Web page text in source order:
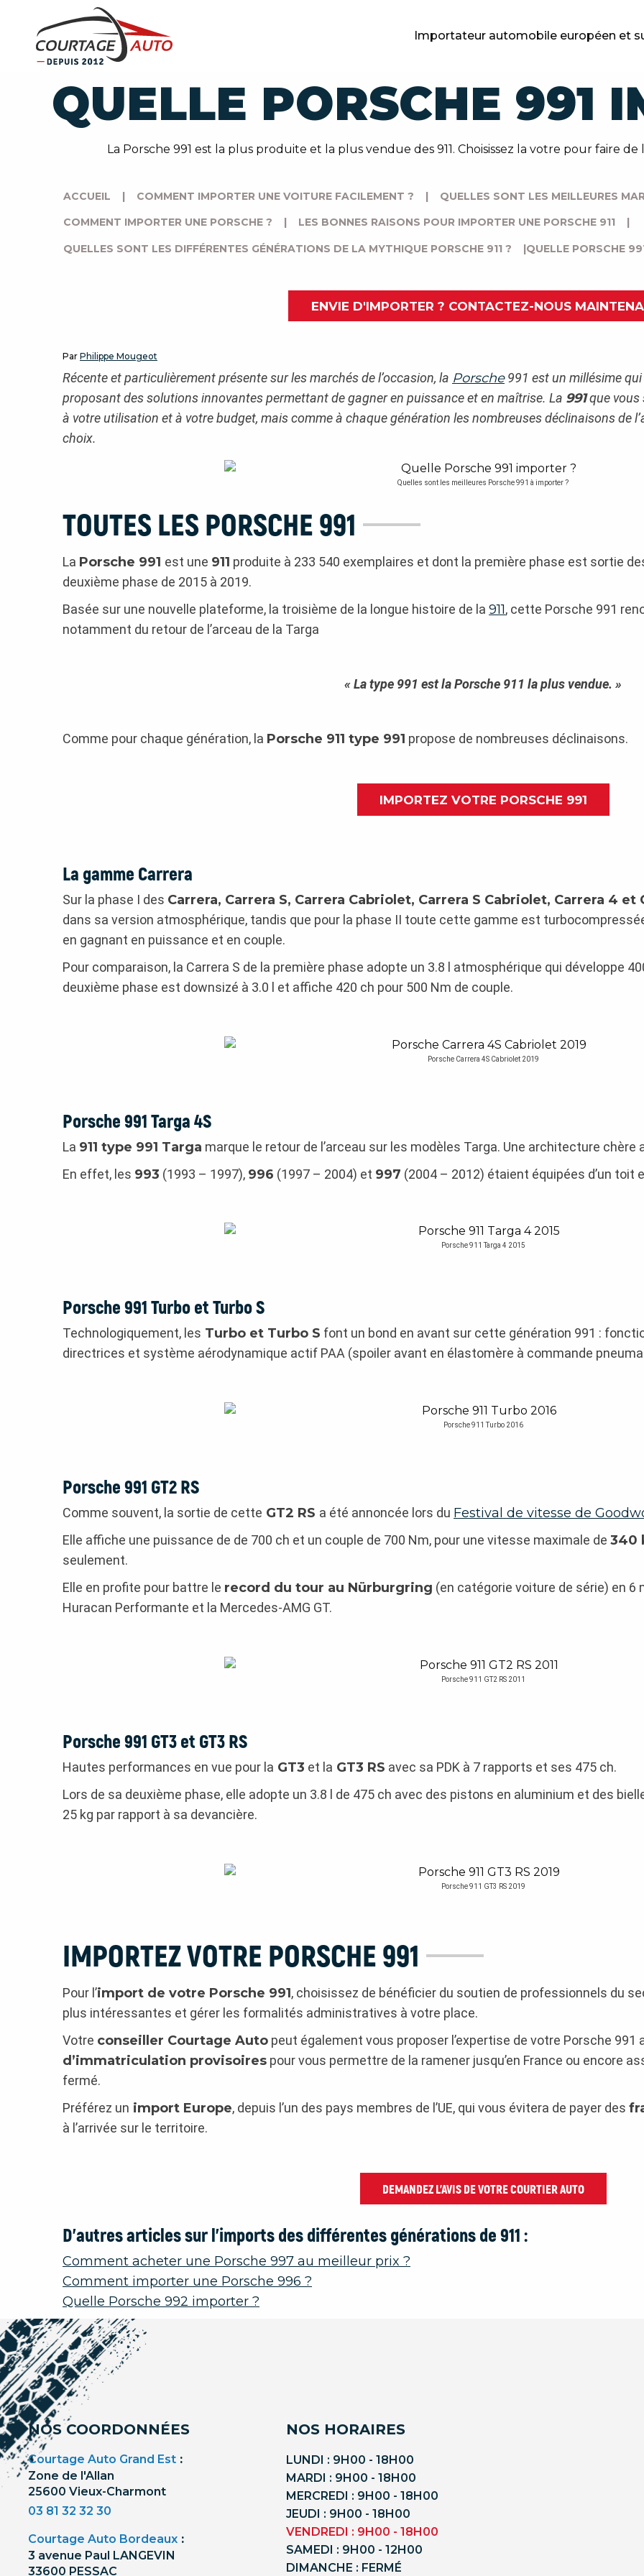
Importateur automobile européen et
QUELLE PORSCHE 991
La Porsche 991 est la plus produite et la plus vendue des 911. Choisissez la votre pour faire
ACCUEIL | COMMENT IMPORTER UNE VOITURE FACILEMENT ? | QUELLES SONT LES MEILLEURES
COMMENT IMPORTER UNE PORSCHE ? LES BONNES RAISONS POUR IMPORTER UNE PORSCHE 911
QUELLES SONT LES DIFFÉRENTES GÉNÉRATIONS DE LA MYTHIQUE PORSCHE 911 ? |QUELLE PORSCHE
ENVIE D'IMPORTER ? CONTACTEZ-NOUS
Par Philippe Mougeot
Récente et particulièrement présente sur les marchés de l’occasion, la Porsche991 est un millésime qui
proposant des solutions innovantes permettant de gagner en puissance et en maîtrise. La 991que vous
à votre utilisation et à votre budget, mais comme à chaque génération les nombreuses déclinaisons de
choix.
Quelles sont les meilleures Porsche 991 à importer ?
TOUTES LES PORSCHE 991
La Porsche 991 est une 911 produite à 233 540 exemplaires et dont la première phase est sortie
deuxième phase de 2015 à 2019.
Basée sur une nouvelle plateforme, la troisième de la longue histoire de la 911, cette Porsche 991
notamment du retour de l’arceau de la Targa
« La type 991 est la Porsche 911 la plus vendue. »
Comme pour chaque génération, la Porsche 911 type 991 propose de nombreuses déclinaisons.
IMPORTEZ VOTRE PORSCHE 991
La gamme Carrera
Sur la phase I des Carrera, Carrera S, Carrera Cabriolet, Carrera S Cabriolet, Carrera 4 et
dans sa version atmosphérique, tandis que pour la phase II toute cette gamme est
en gagnant en puissance et en couple.
Pour comparaison, la Carrera S de la première phase adopte un 3.8 l atmosphérique qui développe
deuxième phase est downsizé à 3.0 l et affiche 420 ch pour 500 Nm de couple.
Porsche Carrera 4S Cabriolet 2019
Porsche 991 Targa 4S
La 911 type 991 Targa marque le retour de l’arceau sur les modèles Targa. Une architecture chère
En effet, les 993 (1993 – 1997), 996 (1997 – 2004) et 997 (2004 – 2012) étaient équipées d’un toit
Porsche 911 Targa 4 2015
Porsche 991 Turbo et Turbo S
Technologiquement, les Turbo et Turbo S font un bond en avant sur cette génération 991 :
directrices et système aérodynamique actif PAA (spoiler avant en élastomère à commande
Porsche 911 Turbo 2016
Porsche 991 GT2 RS
Comme souvent, la sortie de cette GT2 RS a été annoncée lors du Festival de vitesse de
Elle affiche une puissance de de 700 ch et un couple de 700 Nm, pour une vitesse maximale de 340
seulement.
Elle en profite pour battre le record du tour au Nürburgring (en catégorie voiture de série) en 6
Huracan Performante et la Mercedes-AMG GT.
Porsche 911 GT2 RS 2011
Porsche 991 GT3 et GT3 RS
Hautes performances en vue pour la GT3 et la GT3 RS avec sa PDK à 7 rapports et ses 475 ch.
Lors de sa deuxième phase, elle adopte un 3.8 l de 475 ch avec des pistons en aluminium et des
25 kg par rapport à sa devancière.
Porsche 911 GT3 RS 2019
IMPORTEZ VOTRE PORSCHE 991
Pour l’import de votre Porsche 991, choisissez de bénéficier du soutien de professionnels du
plus intéressantes et gérer les formalités administratives à votre place.
Votre conseiller Courtage Auto peut également vous proposer l’expertise de votre Porsche 991
d’immatriculation provisoires pour vous permettre de la ramener jusqu’en France ou encore
fermé.
Préférez un import Europe, depuis l’un des pays membres de l’UE, qui vous évitera de payer des
à l’arrivée sur le territoire.
DEMANDEZ L’AVIS DE VOTRE COURTIER AUTO
D’autres articles sur l’imports des différentes générations de 911 :
Comment acheter une Porsche 997 au meilleur prix ?
Comment importer une Porsche 996 ?
Quelle Porsche 992 importer ?
NOS COORDONNÉES
Courtage Auto Grand Est :
Zone de l'Allan
25600 Vieux-Charmont
03 81 32 32 30
Courtage Auto Bordeaux :
3 avenue Paul LANGEVIN
33600 PESSAC
NOS HORAIRES
LUNDI : 9H00 - 18H00
MARDI : 9H00 - 18H00
MERCREDI : 9H00 - 18H00
JEUDI : 9H00 - 18H00
VENDREDI : 9H00 - 18H00
SAMEDI : 9H00 - 12H00
DIMANCHE : FERMÉ